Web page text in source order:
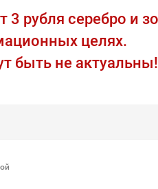
рубля серебро и
целях.
быть не актуальны!